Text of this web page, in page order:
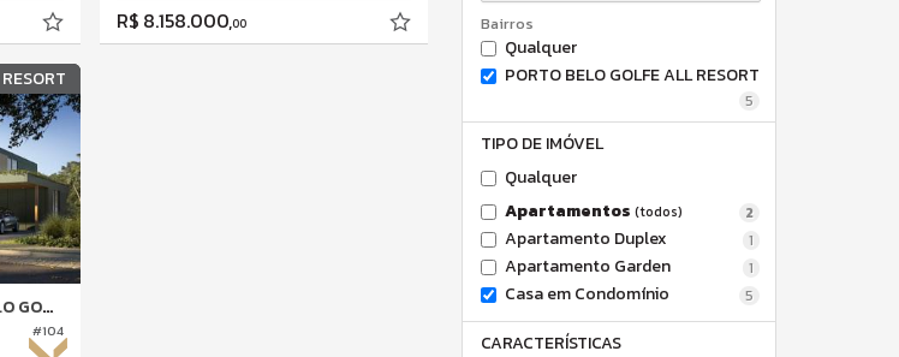
Bairros
Qualquer
PORTO BELO GOLFE ALL RESORT
5
TIPO DE IMÓVEL
Qualquer
Apartamentos (todos) 2
Apartamento Duplex 1
Apartamento Garden 1
Casa em Condomínio 5
CARACTERÍSTICAS
R$ 8.158.000,00
#104
RESORT